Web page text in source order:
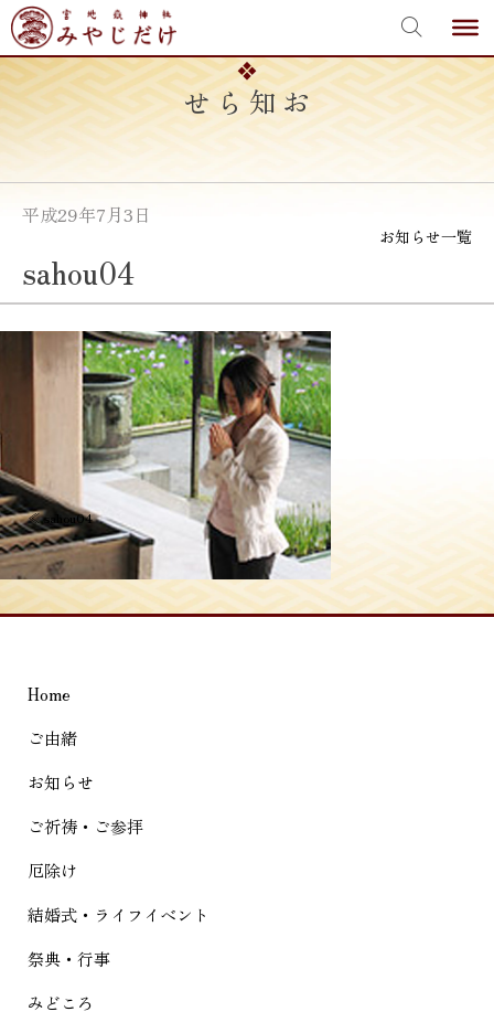
Skip
to
content
お知らせ
平成29年7月3日
お知らせ一覧
sahou04
投
稿
ナ
ビ
ー
シ
ョ
ン
≪sahou04
Home
ご由緒
お知らせ
ご祈祷・ご参拝
厄除け
結婚式・ライフイベント
祭典・行事
みどころ